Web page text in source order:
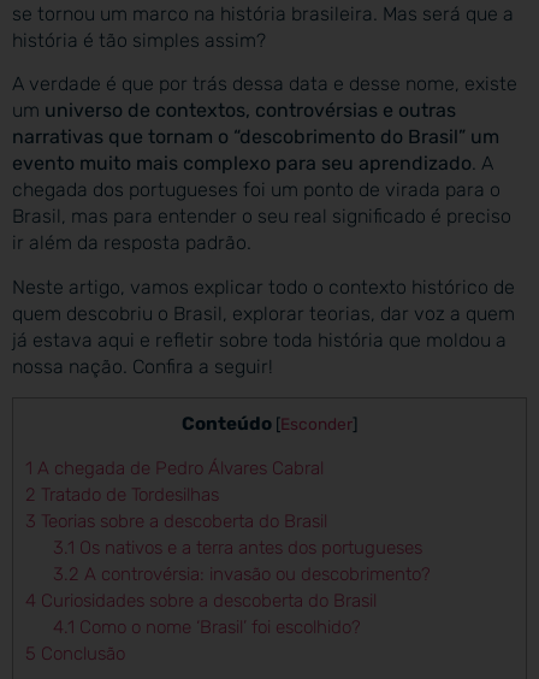
se tornou um marco na história brasileira. Mas será que a
história é tão simples assim?
A verdade é que por trás dessa data e desse nome, existe
um universo de contextos, controvérsias e outras
narrativas que tornam o “descobrimento do Brasil” um
evento muito mais complexo para seu aprendizado. A
chegada dos portugueses foi um ponto de virada para o
Brasil, mas para entender o seu real significado é preciso
ir além da resposta padrão.
Neste artigo, vamos explicar todo o contexto histórico de
quem descobriu o Brasil, explorar teorias, dar voz a quem
já estava aqui e refletir sobre toda história que moldou a
nossa nação. Confira a seguir!
Conteúdo [Esconder]
1 A chegada de Pedro Álvares Cabral
2 Tratado de Tordesilhas
3 Teorias sobre a descoberta do Brasil
3.1 Os nativos e a terra antes dos portugueses
3.2 A controvérsia: invasão ou descobrimento?
4 Curiosidades sobre a descoberta do Brasil
4.1 Como o nome ‘Brasil’ foi escolhido?
5 Conclusão